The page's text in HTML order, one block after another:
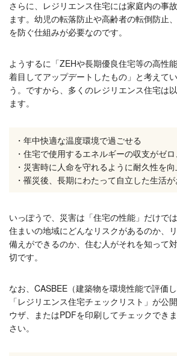
さらに、レジリエンス住宅には家庭内の事
ます。幼児の転落防止や高齢者の転倒防止
を防ぐ仕組みが必要なのです。
ようするに「ZEHや長期優良住宅等の高性
着目してアップデートしたもの」と考えて
う。ですから、多くのレジリエンス住宅は
ます。
・年中快適な温度環境で過ごせる
・住宅で使用するエネルギーの収支がゼ
・災害時に人命を守れるように耐久性を
・罹災後、長期にわたって自立した生活
いっぽうで、災害は「住宅の性能」だけで
住まいの地域にどんなリスクがあるのか、
備えができるのか、住む人がそれを知って
切です。
なお、CASBEE（建築物を環境性能で評価
「レジリエンス住宅チェックリスト」が公
ウザ、またはPDFを印刷してチェックでき
さい。